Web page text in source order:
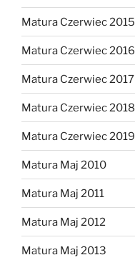
Matura Czerwiec 2015
Matura Czerwiec 2016
Matura Czerwiec 2017
Matura Czerwiec 2018
Matura Czerwiec 2019
Matura Maj 2010
Matura Maj 2011
Matura Maj 2012
Matura Maj 2013